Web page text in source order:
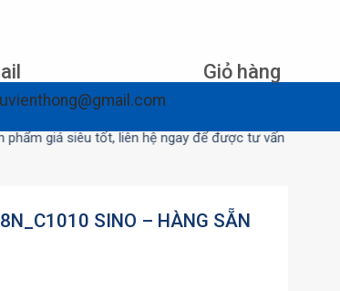
Giỏ hàng
siêu tốt, liên hệ ngay để được tư vấn
SINO – HÀNG SẴN